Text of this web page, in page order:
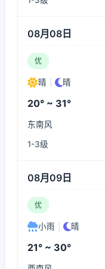
08月08日
优
晴 晴
20° ~ 31°
东南风
1-3级
08月09日
优
小雨 晴
21° ~ 30°